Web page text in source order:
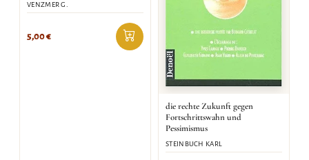
VENZMER G.
5,00€
die rechte Zukunft gegen
Fortschrittswahn und
Pessimismus
STEINBUCH KARL